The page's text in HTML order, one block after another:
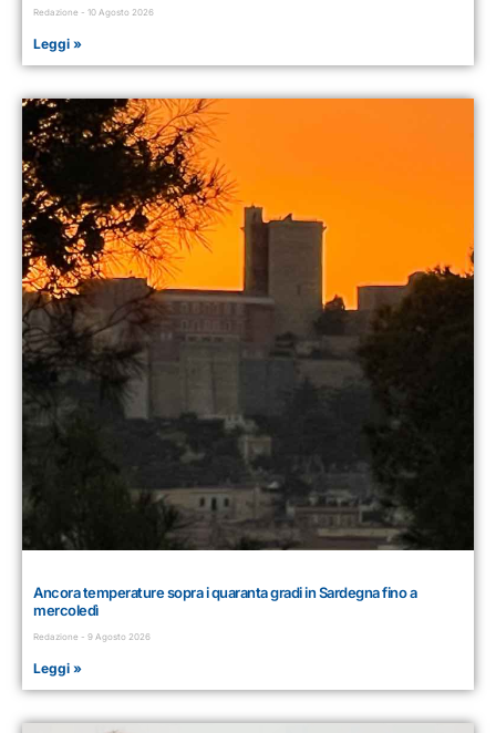
Redazione 10 Agosto 2026
Leggi »
Ancora temperature sopra i quaranta gradi in Sardegna fino a
mercoledì
Redazione 9 Agosto 2026
Leggi »